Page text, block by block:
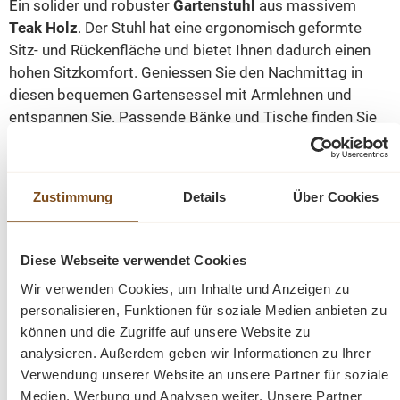
Zustimmung Details Über Cookies
Diese Webseite verwendet Cookies
Wir verwenden Cookies, um Inhalte und Anzeigen zu
personalisieren, Funktionen für soziale Medien anbieten zu
können und die Zugriffe auf unsere Website zu
analysieren. Außerdem geben wir Informationen zu Ihrer
Verwendung unserer Website an unsere Partner für soziale
Medien, Werbung und Analysen weiter. Unsere Partner
Ein solider und robuster Gartenstuhl aus massivem
Teak Holz. Der Stuhl hat eine ergonomisch geformte
Sitz- und Rückenfläche und bietet Ihnen dadurch einen
hohen Sitzkomfort. Geniessen Sie den Nachmittag in
diesen bequemen Gartensessel mit Armlehnen und
entspannen Sie. Passende Bänke und Tische finden Sie
Gartenmöbel aus Teak passen zu jedem Garten Stil. Die
erhältlich. Teak Holz ist ein dichtes Hartholz mit einem
hohen, natürlichen Ölanteil, ist daher von Natur aus
wasserabweisend und sehr robust.
Abmessungen(H/B/T): 97/57/60 cm